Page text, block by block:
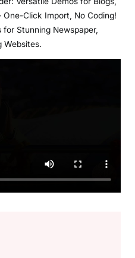
One-Click Import, No Coding!
Stunning Newspaper,
Websites.